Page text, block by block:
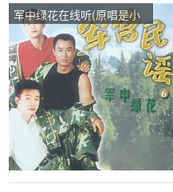
军中绿花在线听(原唱是小
曾)，沈蓉演唱点播:60次